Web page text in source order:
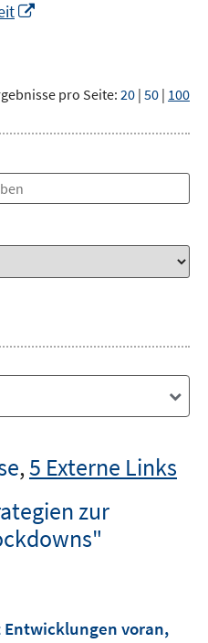
pro Seite:20 | 50 | 100
,5 Externe Links
zur
Entwicklungen voran,